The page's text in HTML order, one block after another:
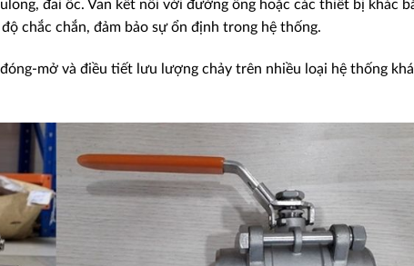
đai ốc. Van kết nối với đường ống hoặc các thiết bị khác
chắc chắn, đảm bảo sự ổn định trong hệ thống.
mở và điều tiết lưu lượng chảy trên nhiều loại hệ thống